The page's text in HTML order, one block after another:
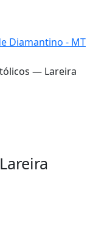
Diamantino - MT